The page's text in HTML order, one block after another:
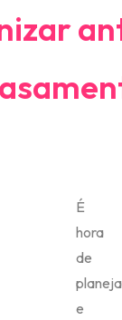
É
hora
de
e